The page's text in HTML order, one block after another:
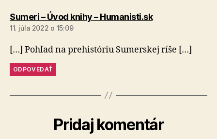
Sumeri – Úvod knihy – Humanisti.skhovorí:
11. júla 2022 o 15:09
[…] Pohľad na prehistóriu Sumerskej ríše […]
ODPOVEDAŤ
Pridaj komentár